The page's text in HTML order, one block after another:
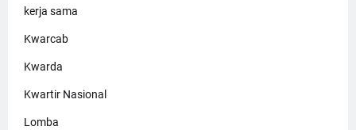
kerja sama
Kwarcab
Kwarda
Kwartir Nasional
Lomba